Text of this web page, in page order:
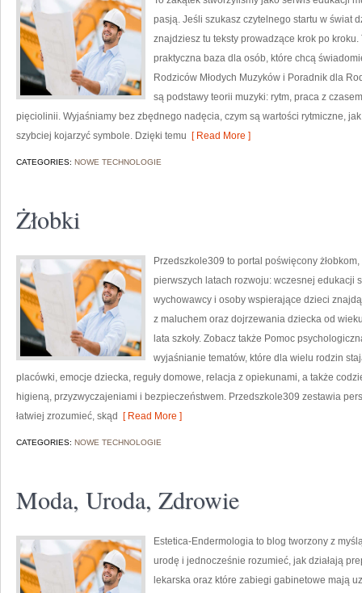
pasją. Jeśli szukasz czytelnego startu w świat
znajdziesz tu teksty prowadzące krok po
praktyczna baza dla osób, które chcą
Rodziców Młodych Muzyków i Poradnik dla
są podstawy teorii muzyki: rytm, praca z
pięciolinii. Wyjaśniamy bez zbędnego nadęcia, czym są wartości rytmiczne,
szybciej kojarzyć symbole. Dzięki temu [ Read More ]
CATEGORIES: NOWE TECHNOLOGIE
Żłobki
Przedszkole309 to portal poświęcony
pierwszych latach rozwoju: wczesnej edukacji
wychowawcy i osoby wspierające dzieci
z maluchem oraz dojrzewania dziecka od
lata szkoły. Zobacz także Pomoc
wyjaśnianie tematów, które dla wielu rodzin
placówki, emocje dziecka, reguły domowe, relacja z opiekunami, a także
higieną, przyzwyczajeniami i bezpieczeństwem. Przedszkole309 zestawia
łatwiej zrozumieć, skąd
[ Read More ]
CATEGORIES: NOWE TECHNOLOGIE
Moda, Uroda, Zdrowie
Estetica-Endermologia to blog tworzony z
urodę i jednocześnie rozumieć, jak działają
lekarska oraz które zabiegi gabinetowe mają